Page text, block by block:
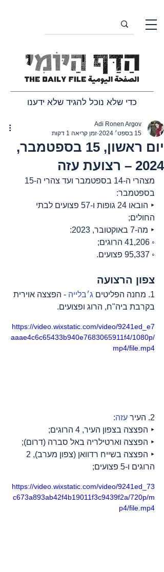
כדי שלא נוכל להגיד שלא ידענו
יום ראשון, 15 בספטמבר,
2024 – רצועת עזה
Adi Ronen Argov
15 בספט׳ 2024
זמן קריאה 1 דקות
בספטמבר:
‣ הובאו 24 גופות ו-57 פצועים לבתי
החולים;
‣ מה-7 באוקטובר, 2023:
◦ 41,206 הרוגים;
◦ 95,337 פצועים.
צפון הרצועה
1. מחנה הפליטים ג׳בלייה - הפצצה אוירית
בקרבת ביה"ח, הרוג ופצועים.
https://video.wixstatic.com/video/9241ed_e7
aaae4c6c65433b940e7683065911f4/1080p/
mp4/file.mp4
2. העיר עזה:
‣ הפצצה בצפון העיר, 4 הרוגים;
‣ הפצצה וארטילריה באל סברה (דרום);
הרוגים ו-5 פצועים;
https://video.wixstatic.com/video/9241ed_73
c673a893ab42f4b19011f3c9439f2a/720p/m
p4/file.mp4